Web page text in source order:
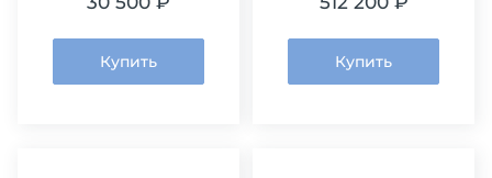
Купить Купить